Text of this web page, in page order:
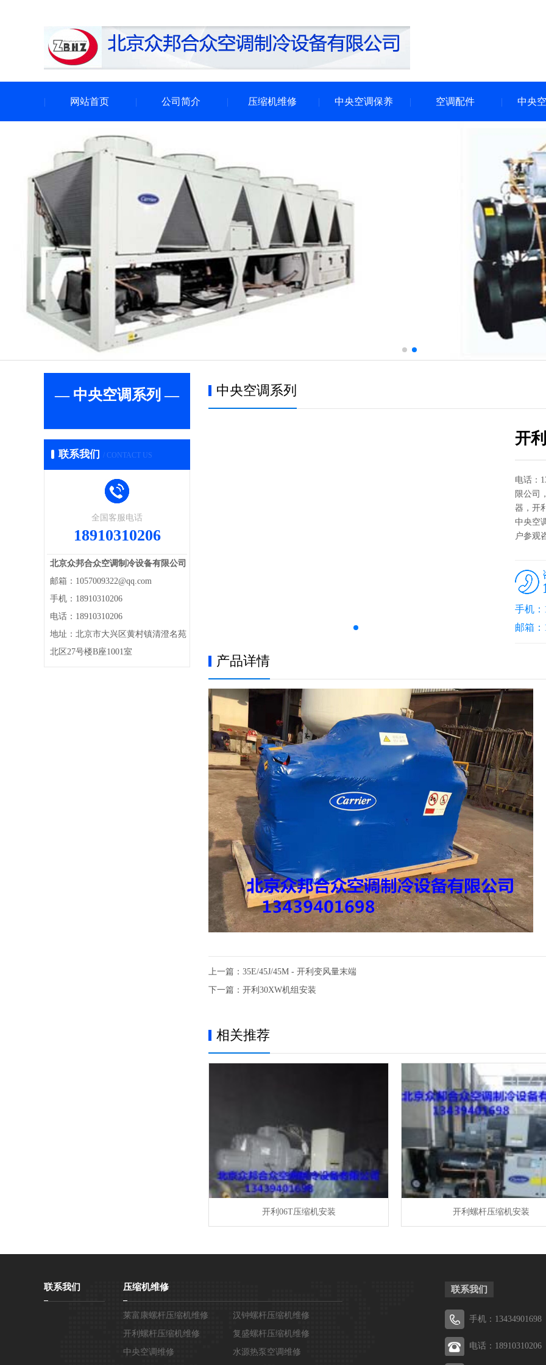
网站首页 公司简介 压缩机维修 中央空调保养 空调配件 中央
— 中央空调系列 —
联系我们 / CONTACT US
全国客服电话
18910310206
北京众邦合众空调制冷设备有限公司
邮箱：1057009322@qq.com
手机：18910310206
电话：18910310206
地址：北京市大兴区黄村镇清澄名苑
北区27号楼B座1001室
中央空调系列
开
电话：
限公司
器，开
中央空
户参观
手机：
邮箱：
产品详情
上一篇： 35E/45J/45M - 开利变风量末端
下一篇： 开利30XW机组安装
相关推荐
开利06T压缩机安装 开利螺杆压缩机安装
联系我们 压缩机维修
莱富康螺杆压缩机维修
汉钟螺杆压缩机维修
开利螺杆压缩机维修
复盛螺杆压缩机维修
中央空调维修
水源热泵空调维修
联系我们
手机：13434901698
电话：18910310206